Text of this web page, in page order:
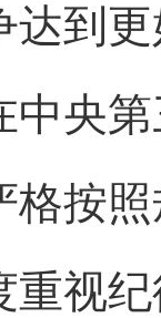
达到
中央
格按
重视